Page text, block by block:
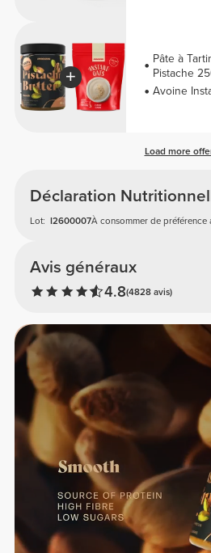
Pâte à
Pistache
Avoine
Load more
Déclaration
Lot: I2600007À consommer de préférence
Avis généraux
4.8(4828 avis)